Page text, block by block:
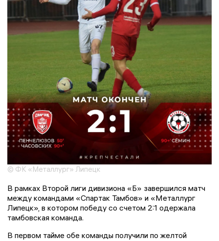
© ФК «Металлург» Липецк
В рамках Второй лиги дивизиона «Б» завершился матч
между командами «Спартак Тамбов» и «Металлург
Липецк», в котором победу со счетом 2:1 одержала
тамбовская команда.
В первом тайме обе команды получили по желтой